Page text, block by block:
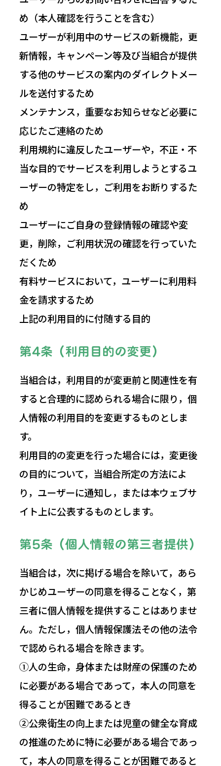
め（本人確認を行うことを含む）
ユーザーが利用中のサービスの新機能，更
新情報，キャンペーン等及び当組合が提供
する他のサービスの案内のダイレクトメー
ルを送付するため
メンテナンス，重要なお知らせなど必要に
応じたご連絡のため
利用規約に違反したユーザーや，不正・不
当な目的でサービスを利用しようとするユ
ーザーの特定をし，ご利用をお断りするた
め
ユーザーにご自身の登録情報の確認や変
更，削除，ご利用状況の確認を行っていた
だくため
有料サービスにおいて，ユーザーに利用料
金を請求するため
上記の利用目的に付随する目的
第4条（利用目的の変更）
当組合は，利用目的が変更前と関連性を有
すると合理的に認められる場合に限り，個
人情報の利用目的を変更するものとしま
す。
利用目的の変更を行った場合には，変更後
の目的について，当組合所定の方法によ
り，ユーザーに通知し，または本ウェブサ
イト上に公表するものとします。
第5条（個人情報の第三者提供）
当組合は，次に掲げる場合を除いて，あら
かじめユーザーの同意を得ることなく，第
三者に個人情報を提供することはありませ
ん。ただし，個人情報保護法その他の法令
で認められる場合を除きます。
①人の生命，身体または財産の保護のため
に必要がある場合であって，本人の同意を
得ることが困難であるとき
②公衆衛生の向上または児童の健全な育成
の推進のために特に必要がある場合であっ
て，本人の同意を得ることが困難であると